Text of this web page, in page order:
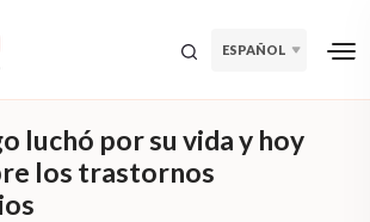
ESPAÑOL
luchó por su vida y hoy
los trastornos